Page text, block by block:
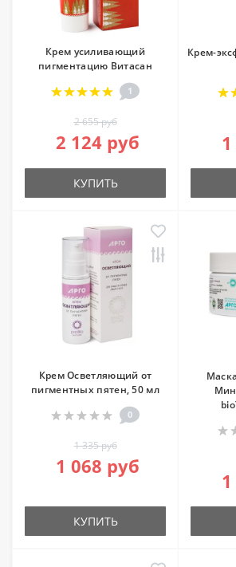
Крем усиливающий
пигментацию Витасан
1
2 655 руб
2 124 руб
КУПИТЬ
Крем-
Крем Осветляющий от
пигментных пятен, 50 мл
0
1 335 руб
1 068 руб
КУПИТЬ